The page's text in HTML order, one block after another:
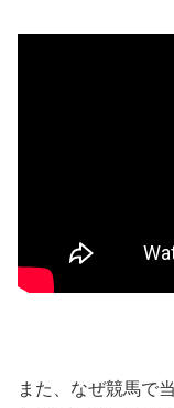
また、なぜ競馬で